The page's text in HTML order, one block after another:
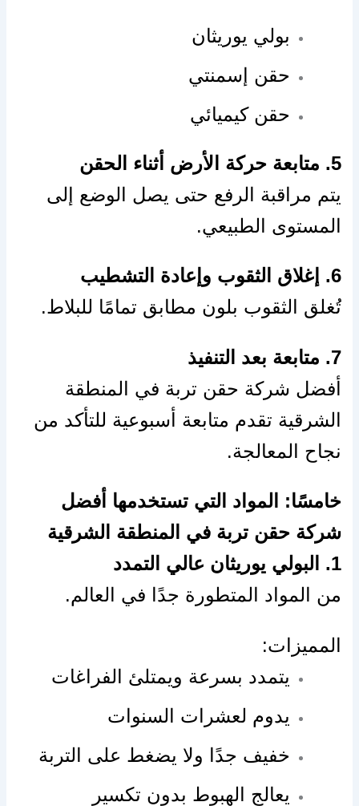
بولي يوريثان
حقن إسمنتي
حقن كيميائي
5. متابعة حركة الأرض أثناء الحقن
يتم مراقبة الرفع حتى يصل الوضع إلى
المستوى الطبيعي.
6. إغلاق الثقوب وإعادة التشطيب
تُغلق الثقوب بلون مطابق تمامًا للبلاط.
7. متابعة بعد التنفيذ
أفضل شركة حقن تربة في المنطقة
الشرقية تقدم متابعة أسبوعية للتأكد من
نجاح المعالجة.
خامسًا: المواد التي تستخدمها أفضل
شركة حقن تربة في المنطقة الشرقية
1. البولي يوريثان عالي التمدد
من المواد المتطورة جدًا في العالم.
المميزات:
يتمدد بسرعة ويمتلئ الفراغات
يدوم لعشرات السنوات
خفيف جدًا ولا يضغط على التربة
يعالج الهبوط بدون تكسير